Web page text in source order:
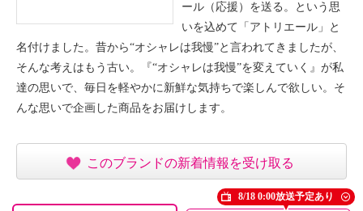
ール（応援）を送る。という思
いを込めて「アトリエール」と
名付けました。昔から“オシャレは我慢”と言われてきましたが、
そんな考えはもう古い。『“オシャレは我慢”を変えていく』が私
達の思いで、毎日を軽やかに新鮮な気持ちで楽しんで欲しい。そ
んな思いで企画した商品をお届けします。
このブランドの新着情報を受け取る
8/18 0:00放送予定あり